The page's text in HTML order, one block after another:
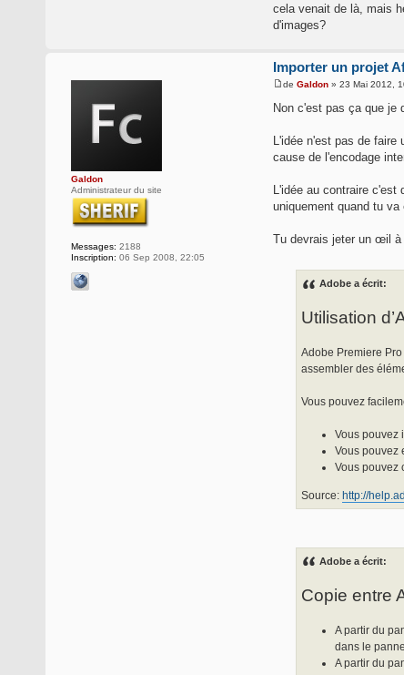
cela venait de là, mais
d'images?
Galdon
Administrateur du site
Messages: 2188
Inscription: 06 Sep 2008, 22:05
Importer un projet
de Galdon » 23 Mai 2012,
Non c'est pas ça que je
L'idée n'est pas de faire
cause de l'encodage
L'idée au contraire
uniquement quand tu
Tu devrais jeter un œil à
Adobe a écrit:
Utilisation
Adobe Premiere
assembler des
Vous pouvez
Vous pouvez
Vous pouvez
Vous pouvez
Source: http://
Adobe a écrit:
Copie entre
A partir du
dans le
A partir du